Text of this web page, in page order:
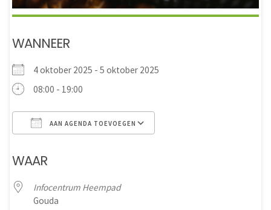
WANNEER
4 oktober 2025 - 5 oktober 2025
08:00 - 19:00
AAN AGENDA TOEVOEGEN
WAAR
Infocentrum Heempad
Gouda